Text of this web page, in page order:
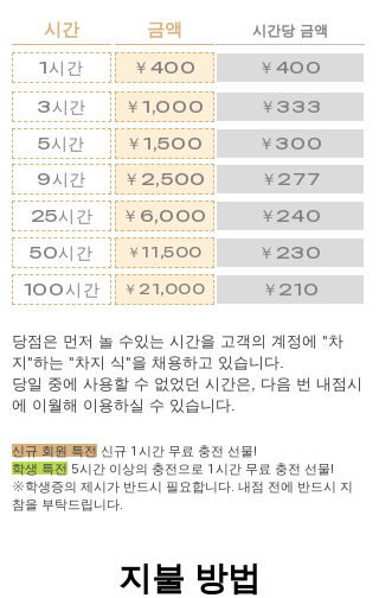
시간 금액 시간당 금액
1시간 ￥400
￥400
3시간
￥1,000
￥333
5시간
￥1,500
￥300
9시간
￥2,500
￥277
25시간
￥6,000
￥240
50시간
￥11,500
￥230
100시간
￥21,000 ￥210
당점은 먼저 놀 수있는 시간을 고객의 계정에 "차
지"하는 "차지 식"을 채용하고 있습니다.
당일 중에 사용할 수 없었던 시간은, 다음 번 내점시
에 이월해 이용하실 수 있습니다.
신규 회원 특전 신규 1시간 무료 충전 선물!
학생 특전 5시간 이상의 충전으로 1시간 무료 충전 선물!
※학생증의 제시가 반드시 필요합니다. 내점 전에 반드시 지
참을 부탁드립니다.
지불 방법